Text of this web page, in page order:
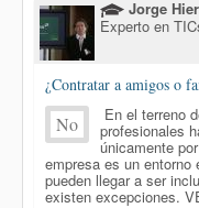
Jorge
Experto en
¿Contratar a amigos o
No En el terreno
profesionales
únicamente
empresa es un entorno
pueden llegar a ser
existen excepciones.